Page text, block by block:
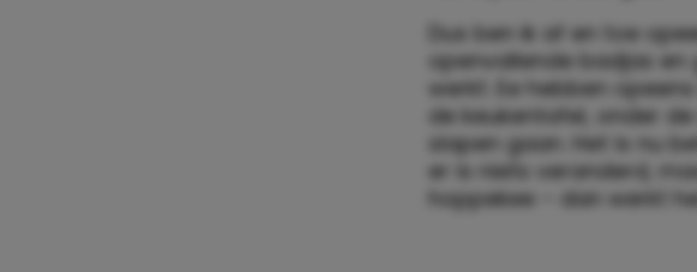
Dus ben ik af en toe
openvallende badjas en
werkt. Ee hebben
de keukentafel, onder
slapen gaan. Het is nu
er is niets veranderd,
hoppekee – dan werkt